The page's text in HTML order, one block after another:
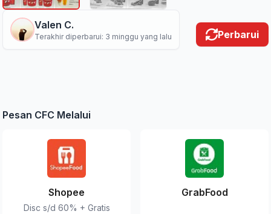
Valen C.
Terakhir diperbarui: 3 minggu yang lalu Perbarui
Pesan CFC Melalui
Shopee
Disc s/d 60% + Gratis
GrabFood